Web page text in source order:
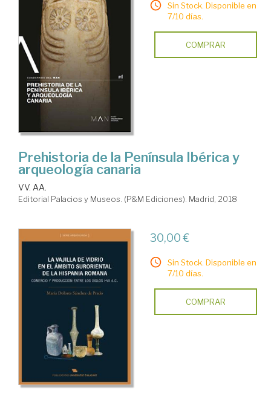
Sin Stock. Disponible en
7/10 días.
COMPRAR
Prehistoria de la Península Ibérica y
arqueología canaria
VV. AA.
Editorial Palacios y Museos. (P&M Ediciones). Madrid, 2018
30,00 €
Sin Stock. Disponible en
7/10 días.
COMPRAR